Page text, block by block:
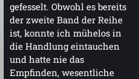
gefesselt. Obwohl es bereits
der zweite Band der Reihe
ist, konnte ich mühelos in
die Handlung eintauchen
und hatte nie das
Empfinden, wesentliche